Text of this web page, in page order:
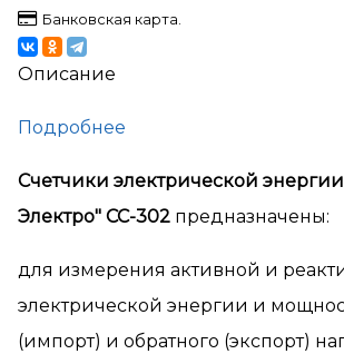
Банковская карта.
Описание
Подробнее
Счетчики электрической
Электро" СС-302 предназначены:
для измерения активной и
электрической энергии и
(импорт) и обратного (экспорт)